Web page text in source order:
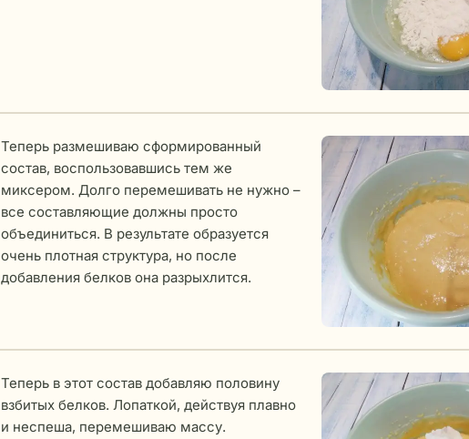
Теперь размешиваю сформированный
состав, воспользовавшись тем же
миксером. Долго перемешивать не нужно –
все составляющие должны просто
объединиться. В результате образуется
очень плотная структура, но после
добавления белков она разрыхлится.
Теперь в этот состав добавляю половину
взбитых белков. Лопаткой, действуя плавно
и неспеша, перемешиваю массу.